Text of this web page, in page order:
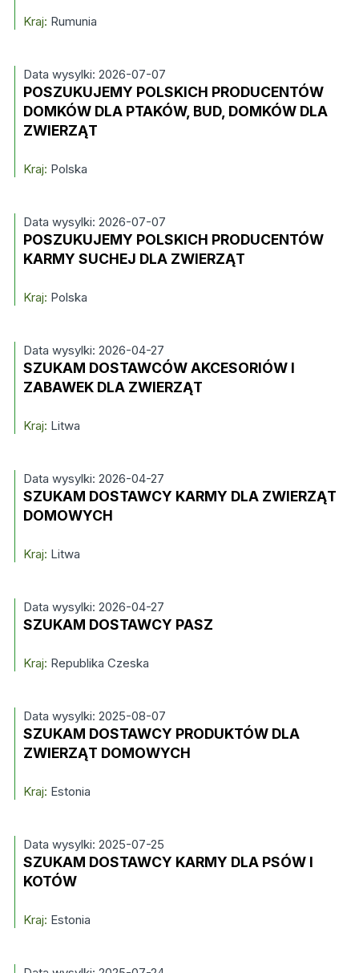
Kraj: Rumunia
Data wysylki: 2026-07-07
POSZUKUJEMY POLSKICH PRODUCENTÓW
DOMKÓW DLA PTAKÓW, BUD, DOMKÓW DLA
ZWIERZĄT
Kraj: Polska
Data wysylki: 2026-07-07
POSZUKUJEMY POLSKICH PRODUCENTÓW
KARMY SUCHEJ DLA ZWIERZĄT
Kraj: Polska
Data wysylki: 2026-04-27
SZUKAM DOSTAWCÓW AKCESORIÓW I
ZABAWEK DLA ZWIERZĄT
Kraj: Litwa
Data wysylki: 2026-04-27
SZUKAM DOSTAWCY KARMY DLA ZWIERZĄT
DOMOWYCH
Kraj: Litwa
Data wysylki: 2026-04-27
SZUKAM DOSTAWCY PASZ
Kraj: Republika Czeska
Data wysylki: 2025-08-07
SZUKAM DOSTAWCY PRODUKTÓW DLA
ZWIERZĄT DOMOWYCH
Kraj: Estonia
Data wysylki: 2025-07-25
SZUKAM DOSTAWCY KARMY DLA PSÓW I
KOTÓW
Kraj: Estonia